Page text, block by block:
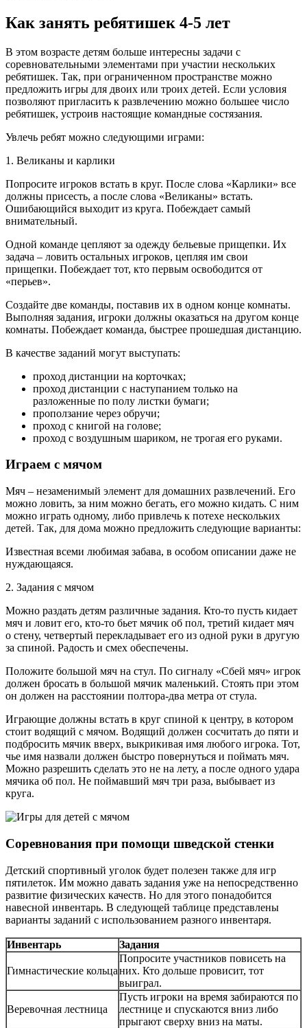
Как занять ребятишек 4-5 лет
В этом возрасте детям больше интересны задачи с
соревновательными элементами при участии нескольких
ребятишек. Так, при ограниченном пространстве можно
предложить игры для двоих или троих детей. Если условия
позволяют пригласить к развлечению можно большее число
ребятишек, устроив настоящие командные состязания.
Увлечь ребят можно следующими играми:
1. Великаны и карлики
Попросите игроков встать в круг. После слова «Карлики» все
должны присесть, а после слова «Великаны» встать.
Ошибающийся выходит из круга. Побеждает самый
внимательный.
Одной команде цепляют за одежду бельевые прищепки. Их
задача – ловить остальных игроков, цепляя им свои
прищепки. Побеждает тот, кто первым освободится от
«перьев».
Создайте две команды, поставив их в одном конце комнаты.
Выполняя задания, игроки должны оказаться на другом конце
комнаты. Побеждает команда, быстрее прошедшая дистанцию.
В качестве заданий могут выступать:
проход дистанции на корточках;
проход дистанции с наступанием только на
разложенные по полу листки бумаги;
проползание через обручи;
проход с книгой на голове;
проход с воздушным шариком, не трогая его руками.
Играем с мячом
Мяч – незаменимый элемент для домашних развлечений. Его
можно ловить, за ним можно бегать, его можно кидать. С ним
можно играть одному, либо привлечь к потехе нескольких
детей. Так, для дома можно предложить следующие варианты:
Известная всеми любимая забава, в особом описании даже не
нуждающаяся.
2. Задания с мячом
Можно раздать детям различные задания. Кто-то пусть кидает
мяч и ловит его, кто-то бьет мячик об пол, третий кидает мяч
о стену, четвертый перекладывает его из одной руки в другую
за спиной. Радость и смех обеспечены.
Положите большой мяч на стул. По сигналу «Сбей мяч» игрок
должен бросать в большой мячик маленький. Стоять при этом
он должен на расстоянии полтора-два метра от стула.
Играющие должны встать в круг спиной к центру, в котором
стоит водящий с мячом. Водящий должен сосчитать до пяти и
подбросить мячик вверх, выкрикивая имя любого игрока. Тот,
чье имя назвали должен быстро повернуться и поймать мяч.
Можно разрешить сделать это не на лету, а после одного удара
мячика об пол. Не поймавший мяч три раза, выбывает из
круга.
Соревнования при помощи шведской стенки
Детский спортивный уголок будет полезен также для игр
пятилеток. Им можно давать задания уже на непосредственно
развитие физических качеств. Но для этого понадобится
навесной инвентарь. В следующей таблице представлены
варианты заданий с использованием разного инвентаря.
Инвентарь Задания
Гимнастические кольца
Попросите участников повисеть на
них. Кто дольше провисит, тот
выиграл.
Веревочная лестница
Пусть игроки на время забираются по
лестнице и спускаются вниз либо
прыгают сверху вниз на маты.